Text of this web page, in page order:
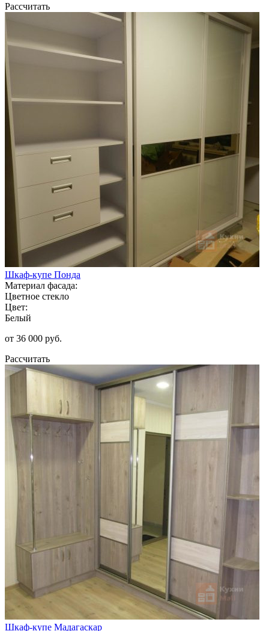
Рассчитать
Шкаф-купе Понда
Материал фасада:
Цветное стекло
Цвет:
Белый
от 36 000 руб.
Рассчитать
Шкаф-купе Мадагаскар